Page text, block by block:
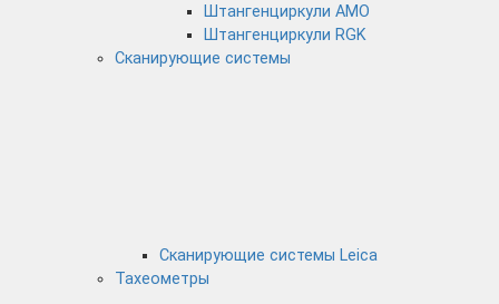
Штангенциркули AMO
Штангенциркули RGK
Сканирующие системы
Сканирующие системы Leica
Тахеометры